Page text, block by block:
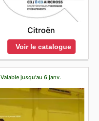
Citroën
Voir le catalogue
Valable jusqu'au 6 janv.